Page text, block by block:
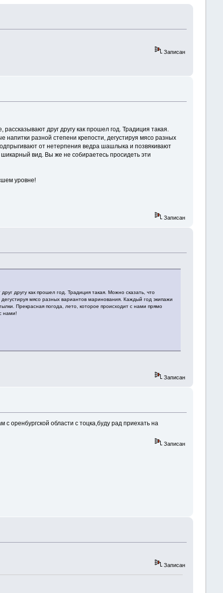
Записан
друг другу как прошел год. Традиция такая.
напитки разной степени крепости, дегустируя мясо разных
от нетерпения ведра шашлыка и позвякивают
вид. Вы же не собираетесь просидеть эти
уровне!
Записан
другу как прошел год. Традиция такая. Можно сказать, что
мясо разных вариантов маринования. Каждый год экипажи
Прекрасная погода, лето, которое происходит с нами прямо
нами!
Записан
оренбургской области с тоцка,буду рад приехать на
Записан
Записан